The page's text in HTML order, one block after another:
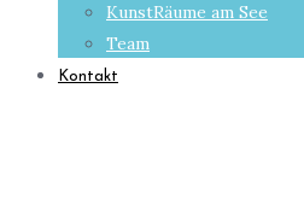
KunstRäume am See
Team
Kontakt